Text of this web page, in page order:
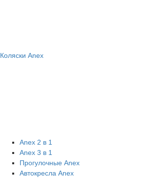
Коляски Anex
Anex 2 в 1
Anex 3 в 1
Прогулочные Anex
Автокресла Anex